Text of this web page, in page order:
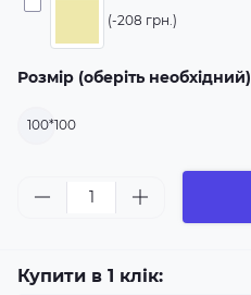
(-208 грн.)
Розмір (оберіть необхідний)
100*100
Купити в 1 клік: